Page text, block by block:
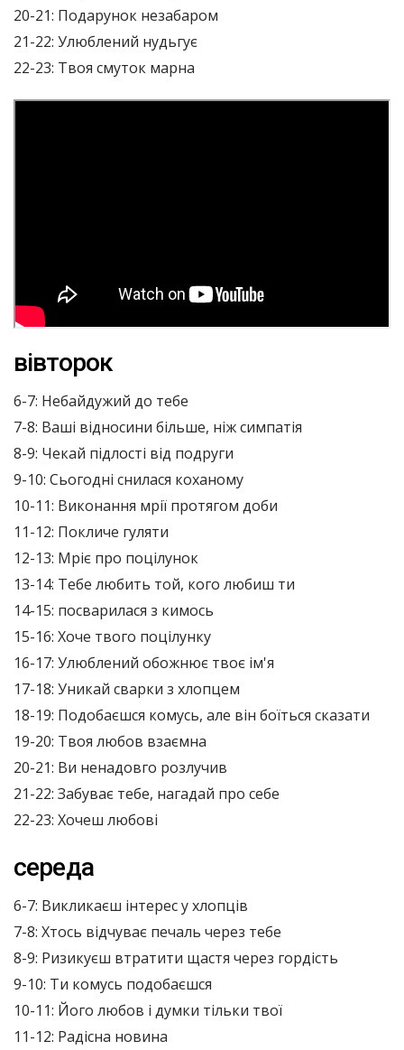
20-21: Подарунок незабаром
21-22: Улюблений нудьгує
22-23: Твоя смуток марна
вівторок
6-7: Небайдужий до тебе
7-8: Ваші відносини більше, ніж симпатія
8-9: Чекай підлості від подруги
9-10: Сьогодні снилася коханому
10-11: Виконання мрії протягом доби
11-12: Покличе гуляти
12-13: Мріє про поцілунок
13-14: Тебе любить той, кого любиш ти
14-15: посварилася з кимось
15-16: Хоче твого поцілунку
16-17: Улюблений обожнює твоє ім'я
17-18: Уникай сварки з хлопцем
18-19: Подобаєшся комусь, але він боїться сказати
19-20: Твоя любов взаємна
20-21: Ви ненадовго розлучив
21-22: Забуває тебе, нагадай про себе
22-23: Хочеш любові
середа
6-7: Викликаєш інтерес у хлопців
7-8: Хтось відчуває печаль через тебе
8-9: Ризикуєш втратити щастя через гордість
9-10: Ти комусь подобаєшся
10-11: Його любов і думки тільки твої
11-12: Радісна новина